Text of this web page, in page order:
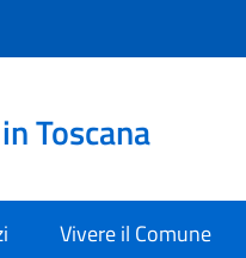
Toscana
Vivere il Comune